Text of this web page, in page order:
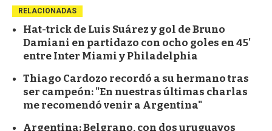
RELACIONADAS
Hat-trick de Luis Suárez y gol de Bruno
Damiani en partidazo con ocho goles en 45'
entre Inter Miami y Philadelphia
Thiago Cardozo recordó a su hermano tras
ser campeón: "En nuestras últimas charlas
me recomendó venir a Argentina"
Argentina: Belgrano, con dos uruguayos